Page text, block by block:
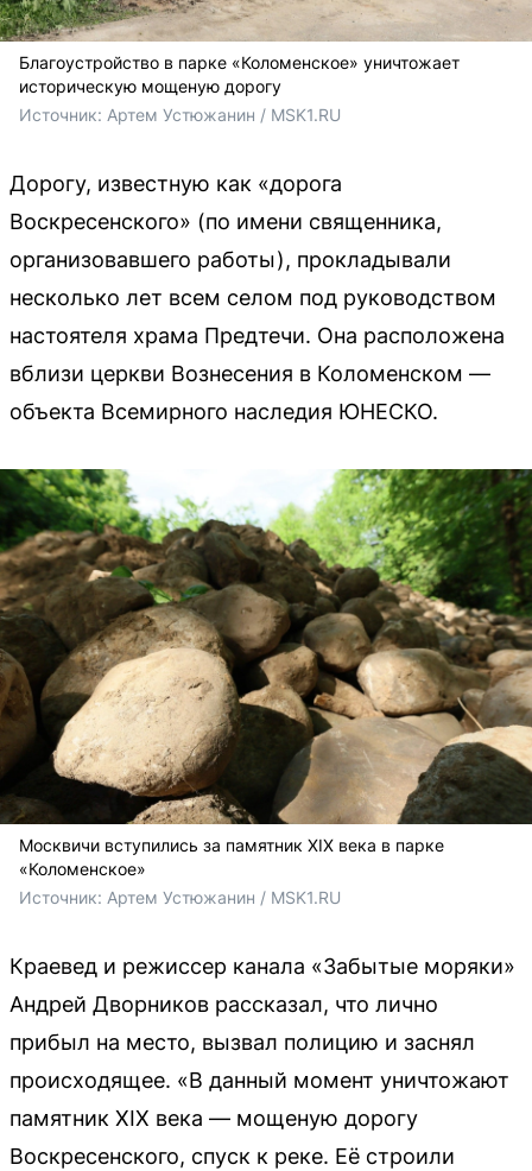
Благоустройство в парке «Коломенское» уничтожает
историческую мощеную дорогу
Источник: Артем Устюжанин / MSK1.RU
Дорогу, известную как «дорога
Воскресенского» (по имени священника,
организовавшего работы), прокладывали
несколько лет всем селом под руководством
настоятеля храма Предтечи. Она расположена
вблизи церкви Вознесения в Коломенском —
объекта Всемирного наследия ЮНЕСКО.
Москвичи вступились за памятник XIX века в парке
«Коломенское»
Источник: Артем Устюжанин / MSK1.RU
Краевед и режиссер канала «Забытые моряки»
Андрей Дворников рассказал, что лично
прибыл на место, вызвал полицию и заснял
происходящее. «В данный момент уничтожают
памятник XIX века — мощеную дорогу
Воскресенского, спуск к реке. Её строили